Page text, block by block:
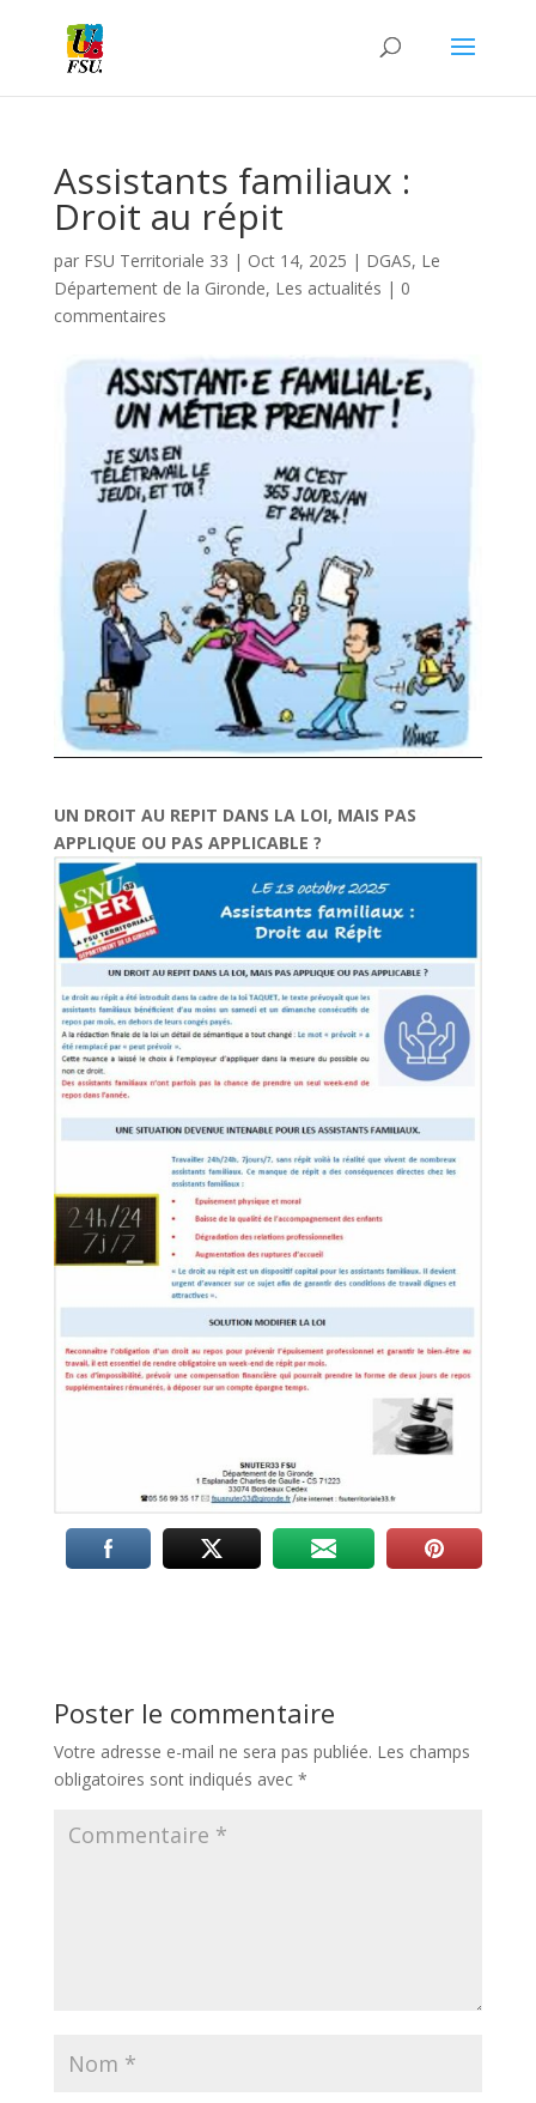
Assistants familiaux :
Droit au répit
par FSU Territoriale 33 | Oct 14, 2025 | DGAS, Le
Département de la Gironde, Les actualités | 0
commentaires
UN DROIT AU REPIT DANS LA LOI, MAIS PAS
APPLIQUE OU PAS APPLICABLE ?
Poster le commentaire
Votre adresse e-mail ne sera pas publiée. Les champs
obligatoires sont indiqués avec *